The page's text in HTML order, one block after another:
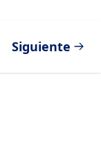
Siguiente